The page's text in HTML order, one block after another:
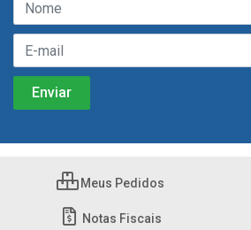
Meus Pedidos
Notas Fiscais